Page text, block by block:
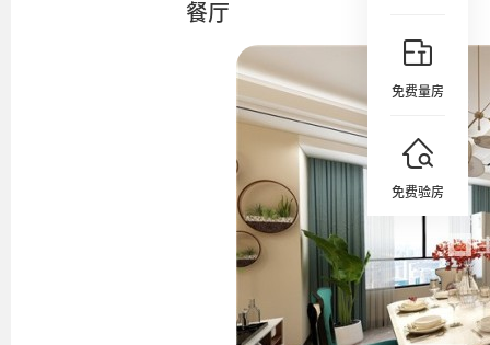
免费量房
免费验房
餐厅